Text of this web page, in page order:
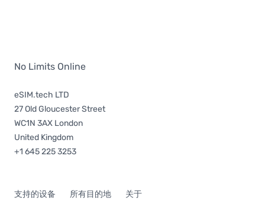
No Limits Online
eSIM.tech LTD
27 Old Gloucester Street
WC1N 3AX London
United Kingdom
+1 645 225 3253
支持的设备 所有目的地 关于